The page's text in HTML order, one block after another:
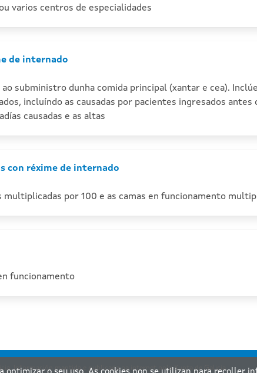
varios centros de especialidades
de internado
subministro dunha comida principal (xantar e cea).
incluíndo as causadas por pacientes ingresados antes
causadas e as altas
con réxime de internado
por 100 e as camas en funcionamento
funcionamento
Información mantida e publicada na internet pola Xunta de Galicia